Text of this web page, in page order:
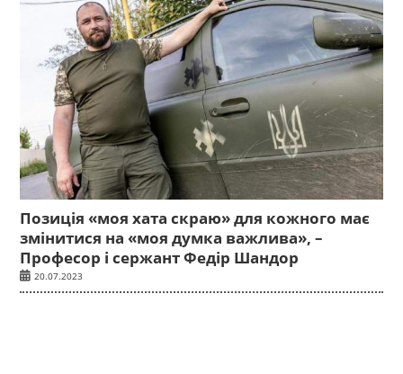
Позиція «моя хата скраю» для кожного має
змінитися на «моя думка важлива», –
Професор і сержант Федір Шандор
20.07.2023